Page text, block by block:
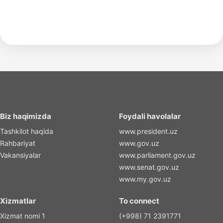
Biz haqimizda
Tashkilot haqida
Rahbariyat
Vakansiyalar
Foydali havolalar
www.president.uz
www.gov.uz
www.parliament.gov.uz
www.senat.gov.uz
www.my.gov.uz
Xizmatlar
Xizmat nomi 1
To connect
(+998) 71 2391771